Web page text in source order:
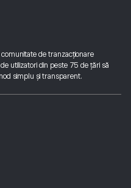
de tranzacționare
utilizatori din peste 75 de țări să
simplu și transparent.